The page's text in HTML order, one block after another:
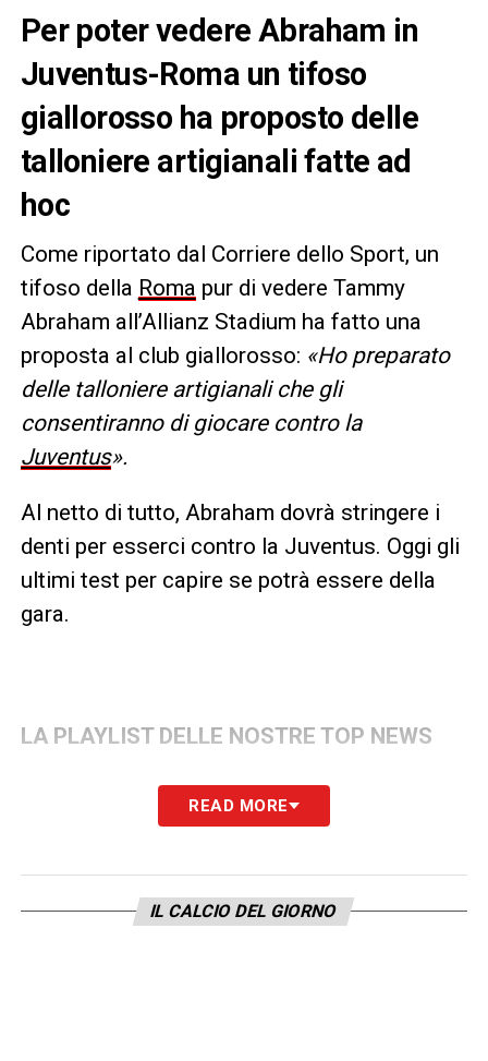
Per poter vedere Abraham in
Juventus-Roma un tifoso
giallorosso ha proposto delle
talloniere artigianali fatte ad
hoc
Come riportato dal Corriere dello Sport, un
tifoso della Roma pur di vedere Tammy
Abraham all’Allianz Stadium ha fatto una
proposta al club giallorosso: «Ho preparato
delle talloniere artigianali che gli
consentiranno di giocare contro la
Juventus».
Al netto di tutto, Abraham dovrà stringere i
denti per esserci contro la Juventus. Oggi gli
ultimi test per capire se potrà essere della
gara.
LA PLAYLIST DELLE NOSTRE TOP NEWS
READ MORE
IL CALCIO DEL GIORNO